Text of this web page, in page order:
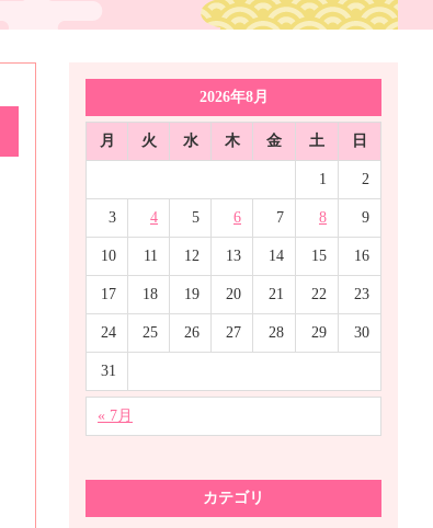
2026年8月
月 火 水 木 金 土 日
1 2
3 4 5 6 7 8 9
10 11 12 13 14 15 16
17 18 19 20 21 22 23
24 25 26 27 28 29 30
31
« 7月
カテゴリ